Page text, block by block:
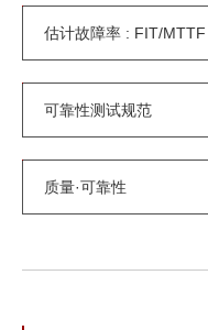
估计故障率 : FIT/MTTF
可靠性测试规范
质量·可靠性